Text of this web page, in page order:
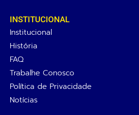
INSTITUCIONAL
Institucional
História
FAQ
Trabalhe Conosco
Política de Privacidade
Notícias